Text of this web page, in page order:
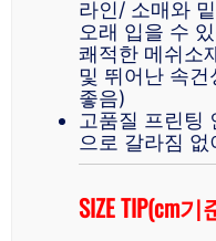
라인/ 소매와
오래 입을 수
쾌적한 메쉬소
및 뛰어난 속
좋음)
고품질 프린팅
으로 갈라짐
SIZE TIP(cm기